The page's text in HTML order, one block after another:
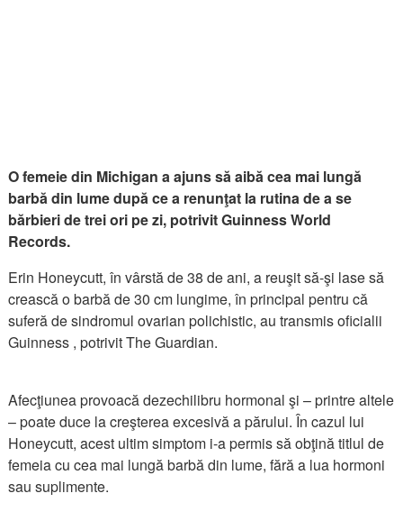
O femeie din Michigan a ajuns să aibă cea mai lungă
barbă din lume după ce a renunţat la rutina de a se
bărbieri de trei ori pe zi, potrivit Guinness World
Records.
Erin Honeycutt, în vârstă de 38 de ani, a reuşit să-şi lase să
crească o barbă de 30 cm lungime, în principal pentru că
suferă de sindromul ovarian polichistic, au transmis oficialii
Guinness , potrivit The Guardian.
Afecţiunea provoacă dezechilibru hormonal şi – printre altele
– poate duce la creşterea excesivă a părului. În cazul lui
Honeycutt, acest ultim simptom i-a permis să obţină titlul de
femeia cu cea mai lungă barbă din lume, fără a lua hormoni
sau suplimente.